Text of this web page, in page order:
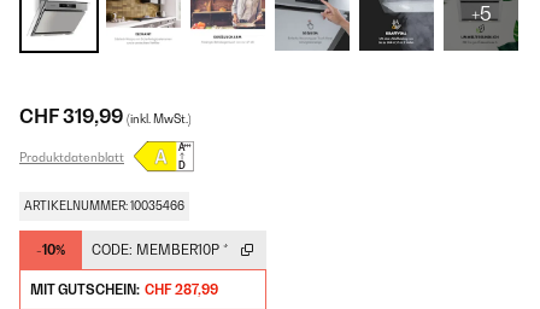
+5
CHF 319,99 (inkl. MwSt.)
Produktdatenblatt
ARTIKELNUMMER: 10035466
-10% CODE: MEMBER10P *
MIT GUTSCHEIN: CHF 287,99